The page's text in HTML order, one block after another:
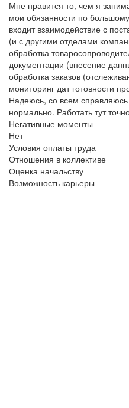
Мне нравится то, чем я
мои обязанности по
входит взаимодействие с
(и с другими отделами
обработка
документации (внесение
обработка заказов
мониторинг дат готовности
Надеюсь, со всем справляюсь
нормально. Работать тут
Негативные моменты
Нет
Условия оплаты труда
Отношения в коллективе
Оценка начальству
Возможность карьеры